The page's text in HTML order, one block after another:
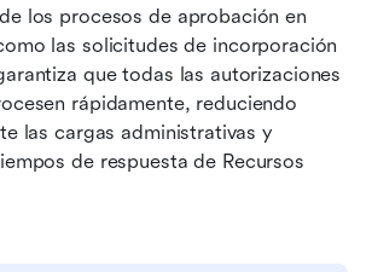
las solicitudes de incorporación
que todas las autorizaciones
rápidamente, reduciendo
las cargas administrativas y
de respuesta de Recursos